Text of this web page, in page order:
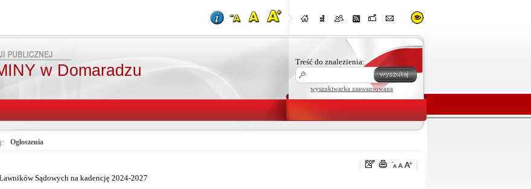
w Domaradzu Treść do znalezienia:
wyszukiwarka zaawansowana
Ogłoszenia
Sądowych na kadencję 2024-2027